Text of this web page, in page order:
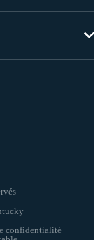
confidentialité